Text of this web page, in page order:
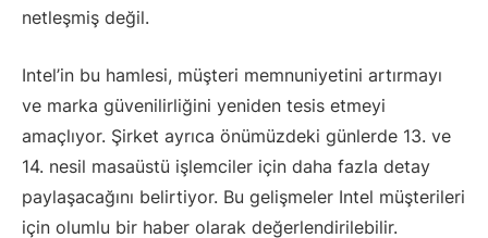
netleşmiş değil.
Intel’in bu hamlesi, müşteri memnuniyetini artırmayı
ve marka güvenilirliğini yeniden tesis etmeyi
amaçlıyor. Şirket ayrıca önümüzdeki günlerde 13. ve
14. nesil masaüstü işlemciler için daha fazla detay
paylaşacağını belirtiyor. Bu gelişmeler Intel müşterileri
için olumlu bir haber olarak değerlendirilebilir.